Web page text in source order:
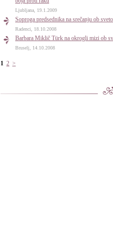
Ljubljana, 19.1.2009
Soproga predsednika na srečanju ob
Radenci, 18.10.2008
Barbara Miklič Türk na okrogli mizi ob
Bruselj, 14.10.2008
1 2 >